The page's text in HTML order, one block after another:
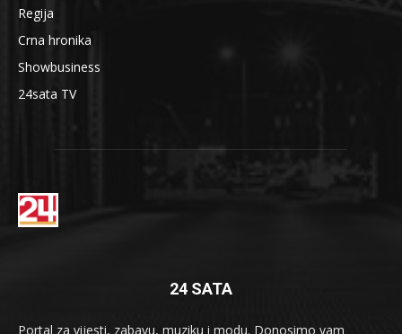
Regija
Crna hronika
Showbusiness
24sata TV
24 SATA
Portal za vijesti, zabavu, muziku i modu. Donosimo vam